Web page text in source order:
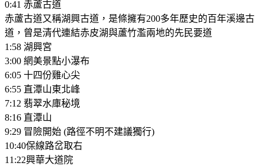
0:41 赤蘆古道
赤蘆古道又稱湖興古道，是條擁有200多年歷史的百年溪邊古
道，曾是清代連結赤皮湖與蘆竹濫兩地的先民要道
1:58 湖興宮
3:00 網美景點小瀑布
6:05 十四份雞心尖
6:55 直潭山東北峰
7:12 翡翠水庫秘境
8:16 直潭山
9:29 冒險開始 (路徑不明不建議獨行)
10:40保線路岔取右
11:22興華大道院